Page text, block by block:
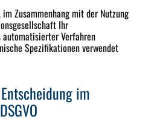
Zusammenhang mit der Nutzung
Ihr
Verfahren
Spezifikationen verwendet
im